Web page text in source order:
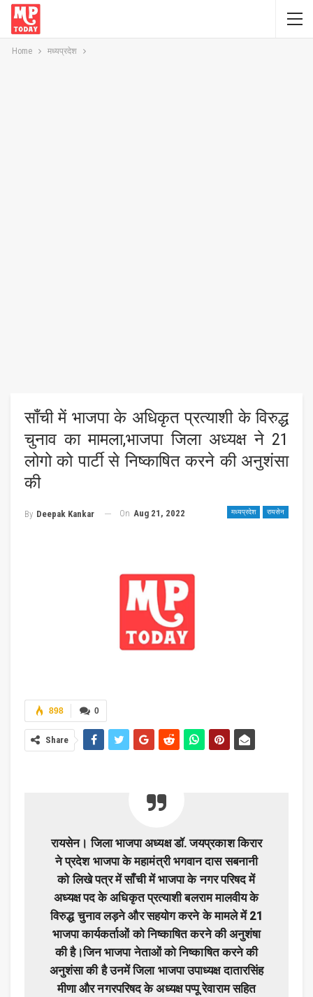
Home मध्यप्रदेश
साँची में भाजपा के अधिकृत प्रत्याशी के विरुद्ध
चुनाव का मामला,भाजपा जिला अध्यक्ष ने 21
लोगो को पार्टी से निष्काषित करने की अनुशंसा
की
मध्यप्रदेश रायसेन
By Deepak Kankar On Aug 21, 2022
0
898
Share
रायसेन। जिला भाजपा अध्यक्ष डॉ. जयप्रकाश किरार
ने प्रदेश भाजपा के महामंत्री भगवान दास सबनानी
को लिखे पत्र में साँची में भाजपा के नगर परिषद में
अध्यक्ष पद के अधिकृत प्रत्याशी बलराम मालवीय के
विरुद्ध चुनाव लड़ने और सहयोग करने के मामले में 21
भाजपा कार्यकर्ताओं को निष्काषित करने की अनुशंषा
की है।जिन भाजपा नेताओं को निष्काषित करने की
अनुशंसा की है उनमें जिला भाजपा उपाध्यक्ष दातारसिंह
मीणा और नगरपरिषद के अध्यक्ष पप्पू रेवाराम सहित